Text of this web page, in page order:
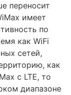
переносит
имеет
по
как WiFi
сетей,
как
с LTE, то
диапазоне